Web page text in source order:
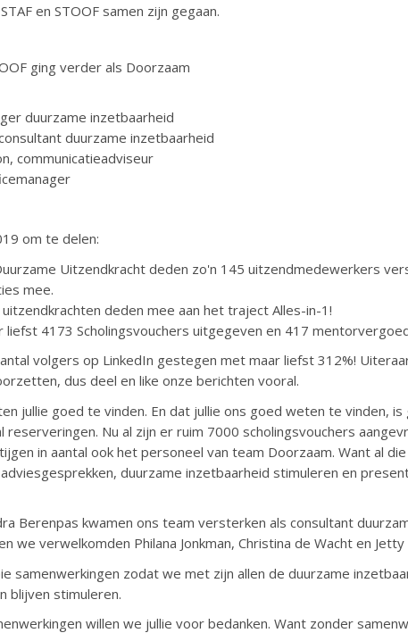
en STOOF samen zijn gegaan.
ging verder als Doorzaam
duurzame inzetbaarheid
duurzame inzetbaarheid
communicatieadviseur
om te delen:
Uitzendkracht deden zo'n 145 uitzendmedewerkers
mee.
deden mee aan het traject Alles-in-1!
liefst 4173 Scholingsvouchers uitgegeven en 417
volgers op LinkedIn gestegen met maar liefst 312%!
dus deel en like onze berichten vooral.
jullie goed te vinden. En dat jullie ons goed weten te vinden, is
Nu al zijn er ruim 7000 scholingsvouchers
in aantal ook het personeel van team Doorzaam. Want al
duurzame inzetbaarheid stimuleren en
Berenpas kwamen ons team versterken als consultant
we verwelkomden Philana Jonkman, Christina de Wacht en Jetty
samenwerkingen zodat we met zijn allen de duurzame
blijven stimuleren.
willen we jullie voor bedanken. Want zonder